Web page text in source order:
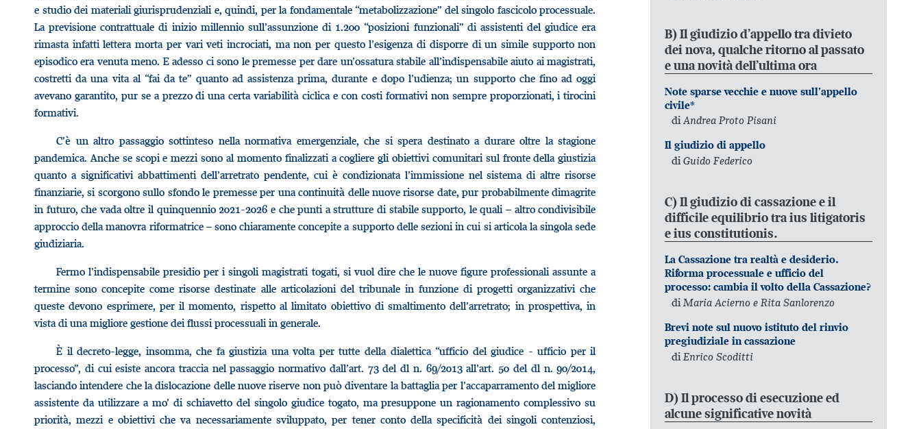
e studio dei materiali giurisprudenziali e, quindi, per la fondamentale “metabolizzazione” del singolo fascicolo processuale.
La previsione contrattuale di inizio millennio sull’assunzione di 1.200 “posizioni funzionali” di assistenti del giudice era
rimasta infatti lettera morta per vari veti incrociati, ma non per questo l’esigenza di disporre di un simile supporto non
episodico era venuta meno. E adesso ci sono le premesse per dare un’ossatura stabile all’indispensabile aiuto ai magistrati,
costretti da una vita al “fai da te” quanto ad assistenza prima, durante e dopo l’udienza; un supporto che fino ad oggi
avevano garantito, pur se a prezzo di una certa variabilità ciclica e con costi formativi non sempre proporzionati, i tirocini
formativi.
C’è un altro passaggio sottinteso nella normativa emergenziale, che si spera destinato a durare oltre la stagione
pandemica. Anche se scopi e mezzi sono al momento finalizzati a cogliere gli obiettivi comunitari sul fronte della giustizia
quanto a significativi abbattimenti dell’arretrato pendente, cui è condizionata l’immissione nel sistema di altre risorse
finanziarie, si scorgono sullo sfondo le premesse per una continuità delle nuove risorse date, pur probabilmente dimagrite
in futuro, che vada oltre il quinquennio 2021-2026 e che punti a strutture di stabile supporto, le quali – altro condivisibile
approccio della manovra riformatrice – sono chiaramente concepite a supporto delle sezioni in cui si articola la singola sede
giudiziaria.
Fermo l’indispensabile presidio per i singoli magistrati togati, si vuol dire che le nuove figure professionali assunte a
termine sono concepite come risorse destinate alle articolazioni del tribunale in funzione di progetti organizzativi che
queste devono esprimere, per il momento, rispetto al limitato obiettivo di smaltimento dell’arretrato; in prospettiva, in
vista di una migliore gestione dei flussi processuali in generale.
È il decreto-legge, insomma, che fa giustizia una volta per tutte della dialettica “ufficio del giudice - ufficio per il
processo”, di cui esiste ancora traccia nel passaggio normativo dall’art. 73 del dl n. 69/2013 all’art. 50 del dl n. 90/2014,
lasciando intendere che la dislocazione delle nuove riserve non può diventare la battaglia per l’accaparramento del migliore
assistente da utilizzare a mo’ di schiavetto del singolo giudice togato, ma presuppone un ragionamento complessivo su
priorità, mezzi e obiettivi che va necessariamente sviluppato, per tener conto della specificità dei singoli contenziosi,
B) Il giudizio d’appello tra divieto
dei nova, qualche ritorno al passato
e una novità dell’ultima ora
Note sparse vecchie e nuove sull’appello
civile*
diAndrea Proto Pisani
Il giudizio di appello
diGuido Federico
C) Il giudizio di cassazione e il
difficile equilibrio tra ius litigatoris
e ius constitutionis.
La Cassazione tra realtà e desiderio.
Riforma processuale e ufficio del
processo: cambia il volto della Cassazione?
di Maria Acierno e Rita Sanlorenzo
Brevi note sul nuovo istituto del rinvio
pregiudiziale in cassazione
di Enrico Scoditti
D) Il processo di esecuzione ed
alcune significative novità